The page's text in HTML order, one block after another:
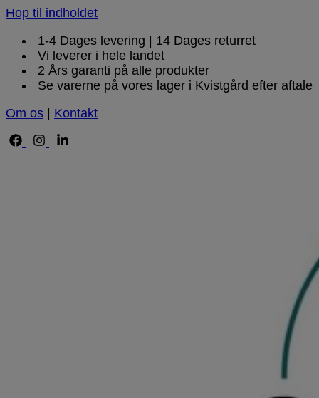
Hop til indholdet
1-4 Dages levering | 14 Dages returret
Vi leverer i hele landet
2 Års garanti på alle produkter
Se varerne på vores lager i Kvistgård efter aftale
Om os
Kontakt